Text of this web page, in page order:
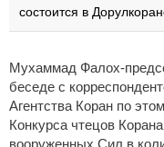
состоится в
Мухаммад Фалох-
беседе с
Агентства Коран по
Конкурса чтецов